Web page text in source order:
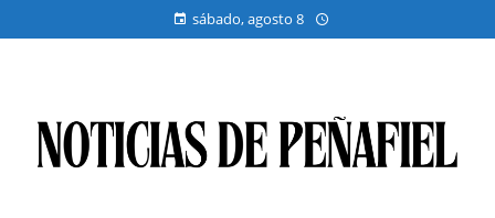
sábado, agosto 8